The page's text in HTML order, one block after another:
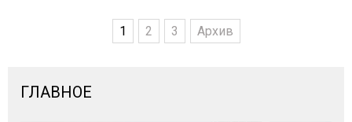
1 2 3 Архив
ГЛАВНОЕ